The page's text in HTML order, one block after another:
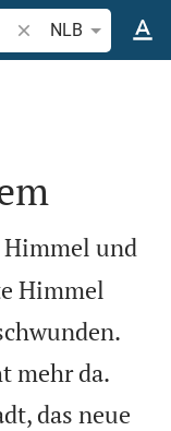
Bibelstelle oder
NLB
Himmel und
Himmel
mehr da.
das neue